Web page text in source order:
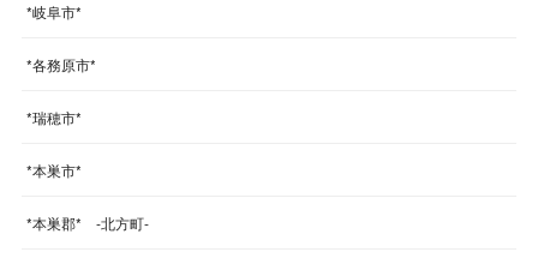
*岐阜市*
*各務原市*
*瑞穂市*
*本巣市*
*本巣郡* -北方町-